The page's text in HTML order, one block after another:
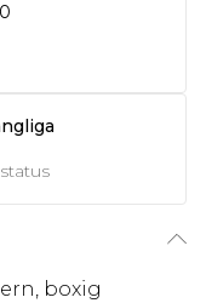
boxig